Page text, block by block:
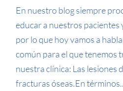
En nuestro blog siempre
educar a nuestros pacientes
por lo que hoy vamos a
común para el que tenemos
nuestra clínica: Las lesiones
fracturas óseas.En